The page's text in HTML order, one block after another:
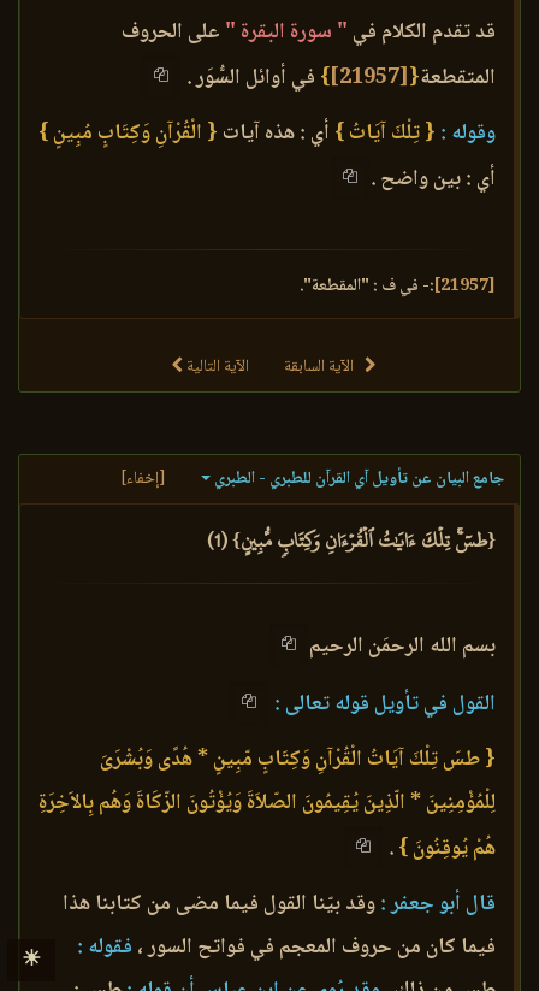
قد تقدم الكلام في " سورة البقرة " على الحروف
المتقطعة{
[21957]
} في أوائل السُّوَر .
وقوله : { تِلْكَ آيَاتُ } أي : هذه آيات { الْقُرْآنِ وَكِتَابٍ مُبِينٍ }
أي : بين واضح .
[21957] :- في ف : "المقطعة".
الآية السابقة الآية التالية
جامع البيان عن تأويل آي القرآن للطبري - الطبري [إخفاء]
{طسٓۚ تِلۡكَ ءَايَٰتُ ٱلۡقُرۡءَانِ وَكِتَابٖ مُّبِينٍ} (1)
بسم الله الرحمَن الرحيم
القول في تأويل قوله تعالى :
{ طسَ تِلْكَ آيَاتُ الْقُرْآنِ وَكِتَابٍ مّبِينٍ * هُدًى وَبُشْرَىَ
لِلْمُؤْمِنِينَ * الّذِينَ يُقِيمُونَ الصّلاَةَ وَيُؤْتُونَ الزّكَاةَ وَهُم بِالاَخِرَةِ
هُمْ يُوقِنُونَ }.
قال أبو جعفر :وقد بيّنا القول فيما مضى من كتابنا هذا
فيما كان من حروف المعجم في فواتح السور ، فقوله :
☀